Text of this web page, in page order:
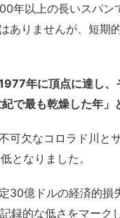
年以上の長いスパン
ありませんが、短期
年に頂点に達し、
で最も乾燥した年」
可欠なコロラド川と
となりました。
30億ドルの経済的損
録的な低さをマーク